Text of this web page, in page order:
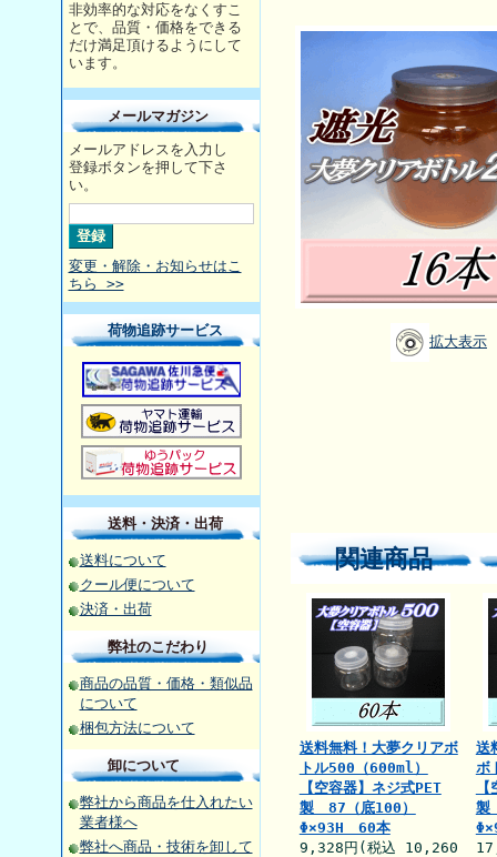
非効率的な対応をなくすこ
とで、品質・価格をできる
だけ満足頂けるようにして
います。
メールマガジン
メールアドレスを入力し
登録ボタンを押して下さ
い。
変更・解除・お知らせはこ
ちら >>
荷物追跡サービス
送料・決済・出荷
送料について
クール便について
決済・出荷
弊社のこだわり
商品の品質・価格・類似品
について
梱包方法について
卸について
弊社から商品を仕入れたい
業者様へ
弊社へ商品・技術を卸して
拡大表示
関連商品
送料無料！大夢クリアボ
トル500（600ml）
【空容器】ネジ式PET
製 87（底100）
Φ×93H 60本
9,328円(税込 10,260
送
ボ
製